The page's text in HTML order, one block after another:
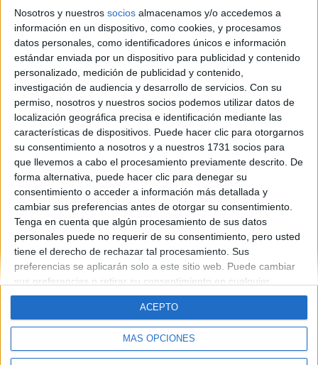
Nosotros y nuestros socios almacenamos y/o accedemos a
información en un dispositivo, como cookies, y procesamos
datos personales, como identificadores únicos e información
estándar enviada por un dispositivo para publicidad y contenido
personalizado, medición de publicidad y contenido,
investigación de audiencia y desarrollo de servicios. Con su
permiso, nosotros y nuestros socios podemos utilizar datos de
localización geográfica precisa e identificación mediante las
características de dispositivos. Puede hacer clic para otorgarnos
su consentimiento a nosotros y a nuestros 1731 socios para
que llevemos a cabo el procesamiento previamente descrito. De
forma alternativa, puede hacer clic para denegar su
consentimiento o acceder a información más detallada y
cambiar sus preferencias antes de otorgar su consentimiento.
Tenga en cuenta que algún procesamiento de sus datos
personales puede no requerir de su consentimiento, pero usted
tiene el derecho de rechazar tal procesamiento. Sus
preferencias se aplicarán solo a este sitio web. Puede cambiar
sus preferencias o retirar su consentimiento en cualquier
momento volviendo a este sitio y haciendo clic en el botón
"Privacidad" en la parte inferior de la página web.
MÁS OPCIONES
ACEPTO
cambio de salectividad y la adaptación de la mayoría de las
carreras a grado, nose, me estoy haciendo un lio!
Alguién sabe si la licenciatura de biología se va a adaptar a gardo
en todas las universidades?
¿Qué es mejor, licenciatura o grado?
1 comentario
Quiénes somos|Contactar|Anúnciate
Aviso legal|Politica de privacidad|Condiciones generales|Política
de cookies
© 2003-2026Compás Mediterráneo S.L.- Diego de León 47 - 28006
Madrid [ESPAÑA] - Tel. +34 91 593 2767